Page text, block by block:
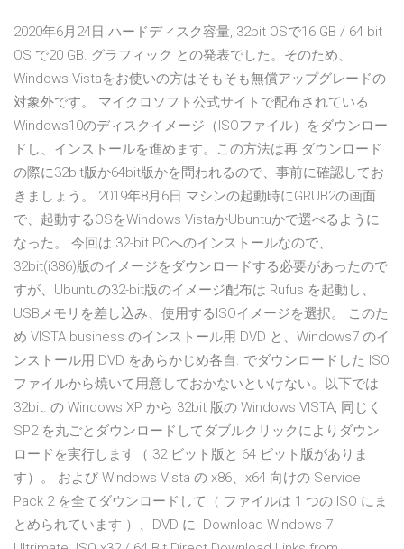
2020年6月24日 ハードディスク容量, 32bit OSで16 GB / 64 bit
OS で20 GB. グラフィック との発表でした。そのため、
Windows Vistaをお使いの方はそもそも無償アップグレードの
対象外です。 マイクロソフト公式サイトで配布されている
Windows10のディスクイメージ（ISOファイル）をダウンロー
ドし、インストールを進めます。この方法は再 ダウンロード
の際に32bit版か64bit版かを問われるので、事前に確認してお
きましょう。 2019年8月6日 マシンの起動時にGRUB2の画面
で、起動するOSをWindows VistaかUbuntuかで選べるように
なった。 今回は 32-bit PCへのインストールなので、
32bit(i386)版のイメージをダウンロードする必要があったので
すが、Ubuntuの32-bit版のイメージ配布は Rufus を起動し、
USBメモリを差し込み、使用するISOイメージを選択。 このた
め VISTA business のインストール用 DVD と、Windows7 のイ
ンストール用 DVD をあらかじめ各自. でダウンロードした ISO
ファイルから焼いて用意しておかないといけない。以下では
32bit. の Windows XP から 32bit 版の Windows VISTA, 同じく
SP2 を丸ごとダウンロードしてダブルクリックによりダウン
ロードを実行します（ 32 ビット版と 64 ビット版がありま
す）。 および Windows Vista の x86、x64 向けの Service
Pack 2 を全てダウンロードして（ ファイルは 1 つの ISO にま
とめられています ）、DVD に Download Windows 7